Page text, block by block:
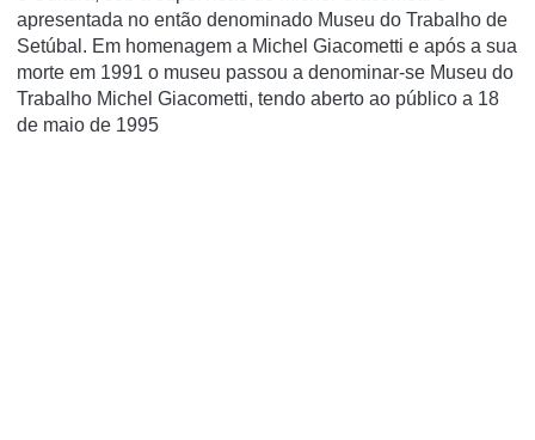
apresentada no então denominado Museu do Trabalho de
Setúbal. Em homenagem a Michel Giacometti e após a sua
morte em 1991 o museu passou a denominar-se Museu do
Trabalho Michel Giacometti, tendo aberto ao público a 18
de maio de 1995